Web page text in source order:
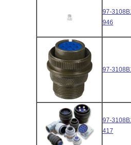
97-
946
97-
97-
417